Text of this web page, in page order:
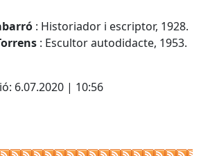
: Historiador i escriptor, 1928.
: Escultor autodidacte, 1953.
6.07.2020 | 10:56